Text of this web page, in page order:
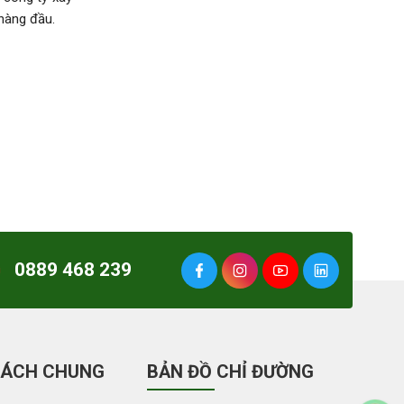
đầu.
0889 468 239
CHUNG BẢN ĐỒ CHỈ ĐƯỜNG